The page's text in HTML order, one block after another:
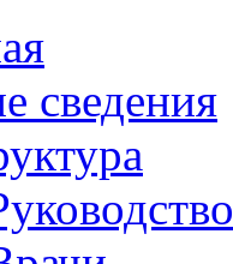
сведения